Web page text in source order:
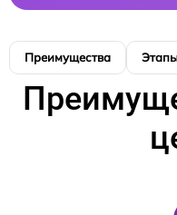
Преимущества